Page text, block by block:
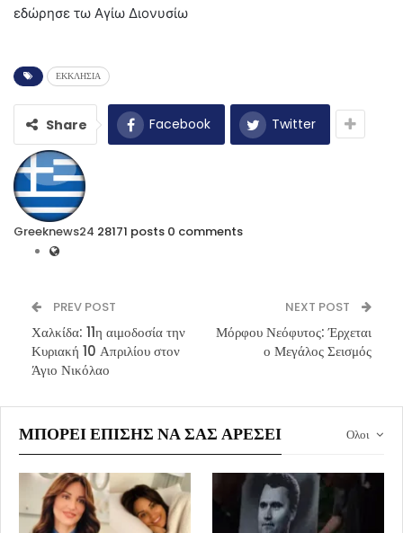
εδώρησε τω Αγίω Διονυσίω
ΕΚΚΛΗΣΙΑ
Share Facebook Twitter
Greeknews24 28171 posts 0 comments
PREV POST
Χαλκίδα: 11η αιμοδοσία την
Κυριακή 10 Απριλίου στον
Άγιο Νικόλαο
NEXT POST
Μόρφου Νεόφυτος: Έρχεται
ο Μεγάλος Σεισμός
Ολοι
ΜΠΟΡΕΊ ΕΠΊΣΗΣ ΝΑ ΣΑΣ ΑΡΈΣΕΙ